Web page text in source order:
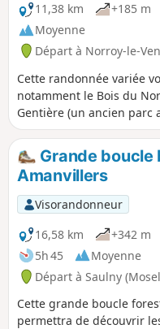
11,38 km
+185 m
Moyenne
Départ à Norroy-le-
Cette randonnée variée
notamment le Bois du
Gentière (un ancien parc
la pelouse calcaire avec
une très belle descente à
Grande boucle
Amanvillers
Visorandonneur
16,58 km
+342 m
5h 45
Moyenne
Départ à Saulny
Cette grande boucle
permettra de découvrir